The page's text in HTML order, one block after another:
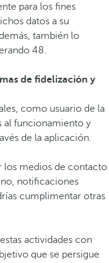
para los fines
datos a su
también lo
48.
de fidelización y
como usuario de la
al funcionamiento y
de la aplicación.
los medios de contacto
notificaciones
cumplimentar otras
actividades con
que se persigue